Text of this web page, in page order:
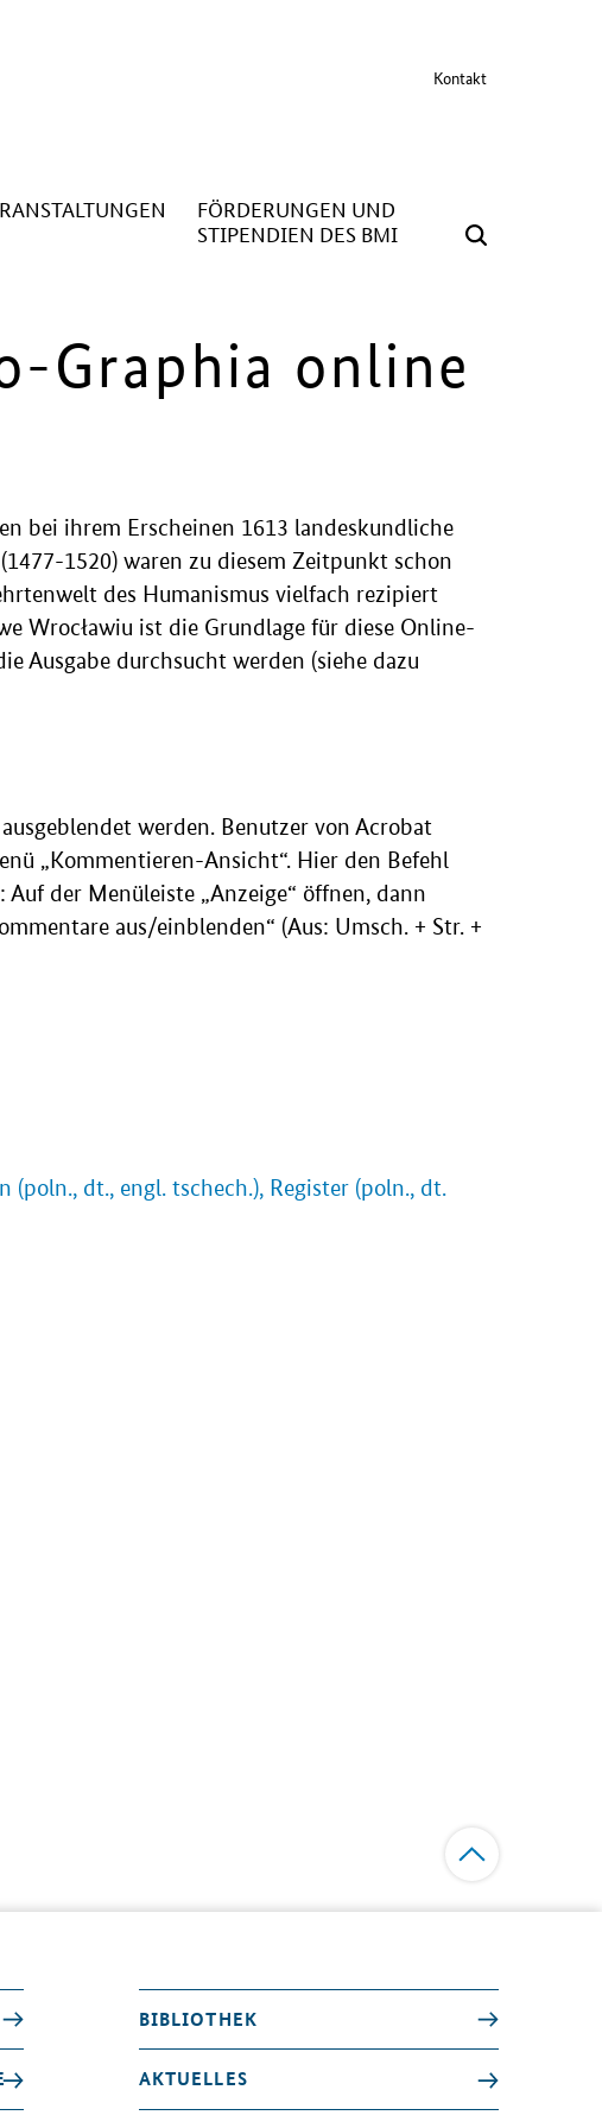
Kontakt
FÖRDERUNGEN UND
STIPENDIEN DES BMI
Graphia online
bei ihrem Erscheinen 1613 landeskundliche
1520) waren zu diesem Zeitpunkt schon
des Humanismus vielfach rezipiert
Wrocławiu ist die Grundlage für diese Online-
Ausgabe durchsucht werden (siehe dazu
werden. Benutzer von Acrobat
„Kommentieren-Ansicht“. Hier den Befehl
der Menüleiste „Anzeige“ öffnen, dann
aus/einblenden“ (Aus: Umsch. + Str. +
(poln., dt., engl. tschech.), Register (poln., dt.
BIBLIOTHEK
AKTUELLES